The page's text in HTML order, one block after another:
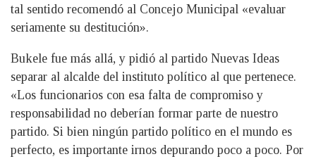
tal sentido recomendó al Concejo Municipal «evaluar
seriamente su destitución».
Bukele fue más allá, y pidió al partido Nuevas Ideas
separar al alcalde del instituto político al que pertenece.
«Los funcionarios con esa falta de compromiso y
responsabilidad no deberían formar parte de nuestro
partido. Si bien ningún partido político en el mundo es
perfecto, es importante irnos depurando poco a poco. Por